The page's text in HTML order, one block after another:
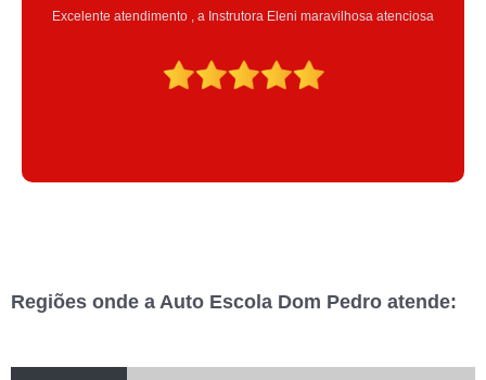
Excelente atendimento , a Instrutora Eleni maravilhosa atenciosa
Regiões onde a Auto Escola Dom Pedro atende: